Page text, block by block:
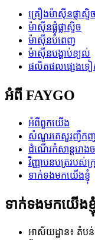
គ្រឿងម៉ាស៊ីនផ្លាស្ទិច
ម៉ាស៊ីនផ្លុំផ្លាស្ទិច
ម៉ាស៊ីនបំពេញ
ម៉ាស៊ីនបង្ហាប់ខ្យល់
ផលិតផលផ្សេងទៀ
អំពី FAYGO
អំពីពួកយើង
សំណួរគេសួរញឹកញ
ដំណើរកំសាន្តរោង
វិញ្ញាបនបត្ររបស់
ទាក់ទងមកយើងខ្ញុំ
ទាក់ទងមកយើងខ្
អាស័យដ្ឋាន៖ តំប